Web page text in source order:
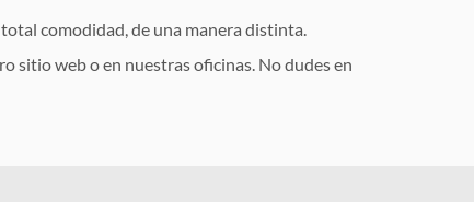
comodidad, de una manera distinta.
sitio web o en nuestras oficinas. No dudes en